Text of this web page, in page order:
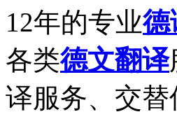
12年的专业德
各类德文翻译
译服务、交